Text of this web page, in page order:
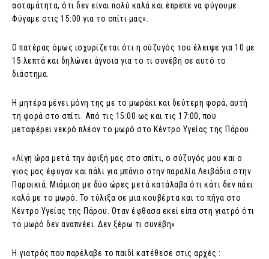
ασταμάτητα, ότι δεν είναι πολύ καλά και έπρεπε να φύγουμε.
Φύγαμε στις 15:00 για το σπίτι μας».
Ο πατέρας όμως ισχυρίζεται ότι η σύζυγός του έλειψε για 10 με
15 λεπτά και δηλώνει άγνοια για το τι συνέβη σε αυτό το
διάστημα.
Η μητέρα μένει μόνη της με το μωράκι και δεύτερη φορά, αυτή
τη φορά στο σπίτι. Από τις 15:00 ως και τις 17:00, που
μεταφέρει νεκρό πλέον το μωρό στο Κέντρο Υγείας της Πάρου.
«Λίγη ώρα μετά την άφιξή μας στο σπίτι, ο σύζυγός μου και ο
γιος μας έφυγαν και πάλι για μπάνιο στην παραλία Λειβάδια στην
Παροικιά. Μιάμιση με δύο ώρες μετά κατάλαβα ότι κάτι δεν πάει
καλά με το μωρό. Το τύλιξα σε μια κουβέρτα και το πήγα στο
Κέντρο Υγείας της Πάρου. Όταν έφθασα εκεί είπα στη γιατρό ότι
το μωρό δεν αναπνέει. Δεν ξέρω τι συνέβη»
Η γιατρός που παρέλαβε το παιδί κατέθεσε στις αρχές :